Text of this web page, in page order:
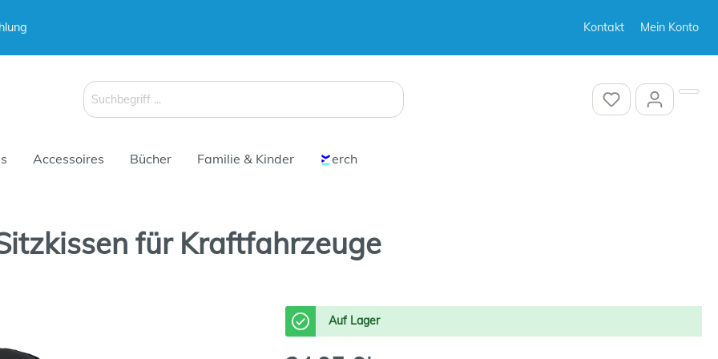
Kontakt Mein Konto
Accessoires Bücher Familie & Kinder erch
für Kraftfahrzeuge
Auf Lager
Schirme